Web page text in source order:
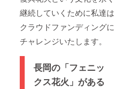
継続していくために私達は
クラウドファンディングに
チャレンジいたします。
長岡の「フェニッ
クス花火」がある